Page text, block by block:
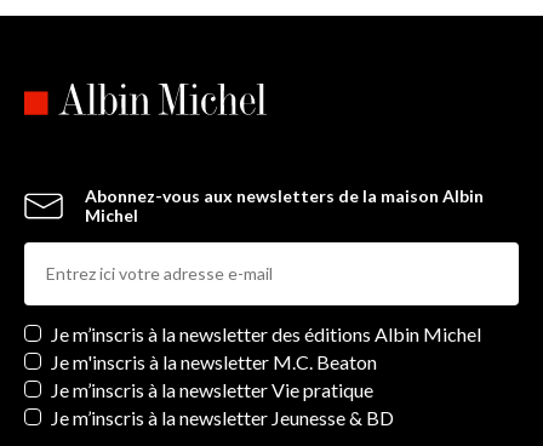
Abonnez-vous aux newsletters de la maison Albin
Michel
Newsletters
Je m’inscris à la newsletter des éditions Albin Michel
Je m'inscris à la newsletter M.C. Beaton
Je m’inscris à la newsletter Vie pratique
Je m’inscris à la newsletter Jeunesse & BD